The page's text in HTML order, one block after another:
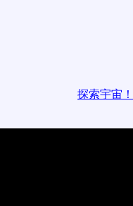
探索宇宙！